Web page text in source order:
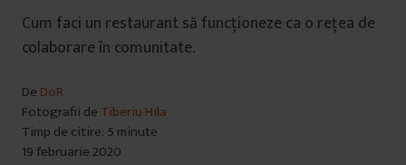
Cum faci un restaurant să funcționeze ca o rețea de
colaborare în comunitate.
De DoR
Fotografii de Tiberiu Hila
Timp de citire: 5 minute
19 februarie 2020